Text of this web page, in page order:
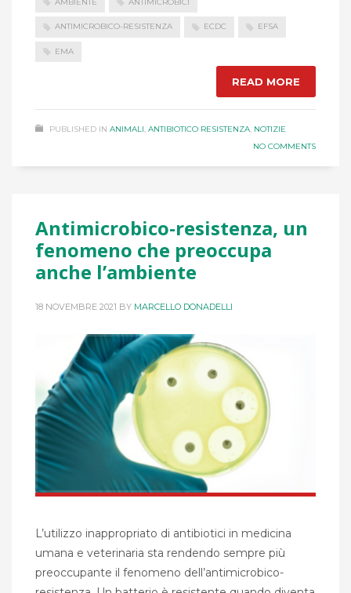
ANTIMICROBICO-RESISTENZA ECDC EFSA
EMA
READ MORE
PUBLISHED IN ANIMALI, ANTIBIOTICO RESISTENZA, NOTIZIE
NO COMMENTS
Antimicrobico-resistenza, un
fenomeno che preoccupa
anche l’ambiente
18 NOVEMBRE 2021 BY MARCELLO DONADELLI
L’utilizzo inappropriato di antibiotici in medicina
umana e veterinaria sta rendendo sempre più
preoccupante il fenomeno dell’antimicrobico-